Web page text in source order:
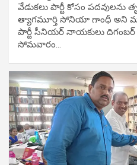
వేడుక‌లు పార్టీ కోసం ప‌ద‌వుల‌ను
త్యాగమూర్తి సోనియా గాంధీ అని
పార్టీ సీనియ‌ర్ నాయ‌కులు
సోమవారం…